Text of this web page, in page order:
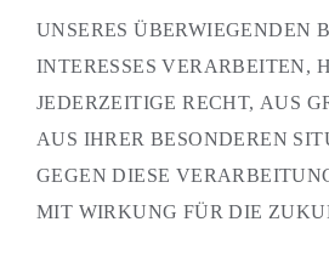
UNSERES ÜBERWIEGENDEN
INTERESSES VERARBEITEN,
JEDERZEITIGE RECHT, AUS
AUS IHRER BESONDEREN
GEGEN DIESE
MIT WIRKUNG FÜR DIE